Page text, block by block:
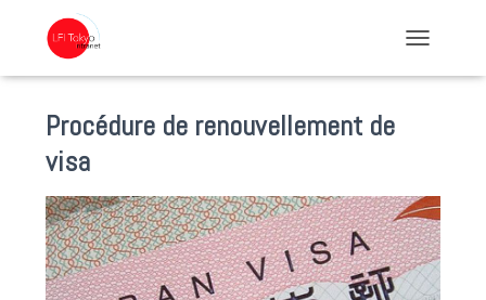
Procédure de renouvellement de
visa